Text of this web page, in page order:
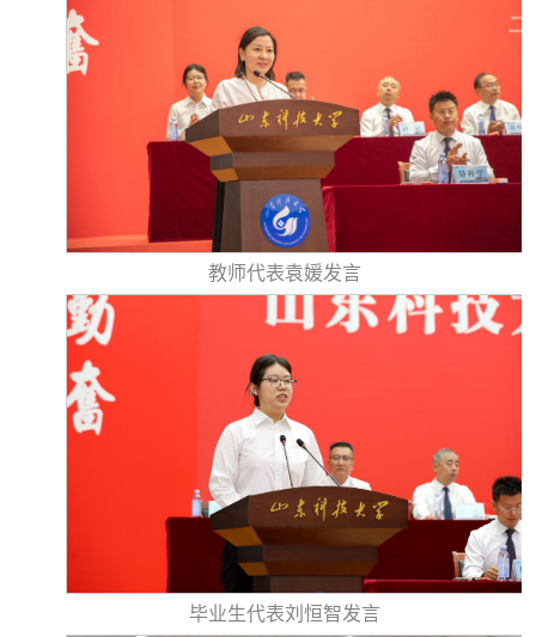
教师代表袁媛发言
毕业生代表刘恒智发言